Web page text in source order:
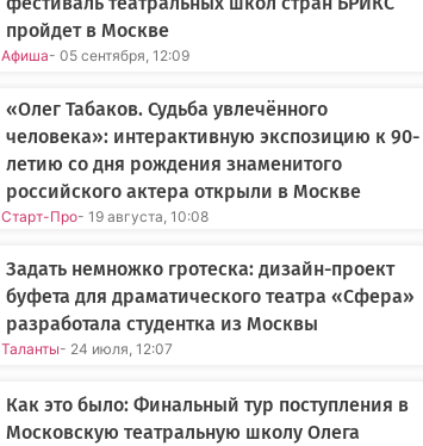
пройдет в Москве
Афиша- 05 сентября, 12:09
«Олег Табаков. Судьба увлечённого
человека»: интерактивную экспозицию к 90-
летию со дня рождения знаменитого
российского актера открыли в Москве
Старт-Про- 19 августа, 10:08
Задать немножко гротеска: дизайн-проект
буфета для драматического театра «Сфера»
разработала студентка из Москвы
Таланты- 24 июля, 12:07
Как это было: Финальный тур поступления в
Московскую театральную школу Олега